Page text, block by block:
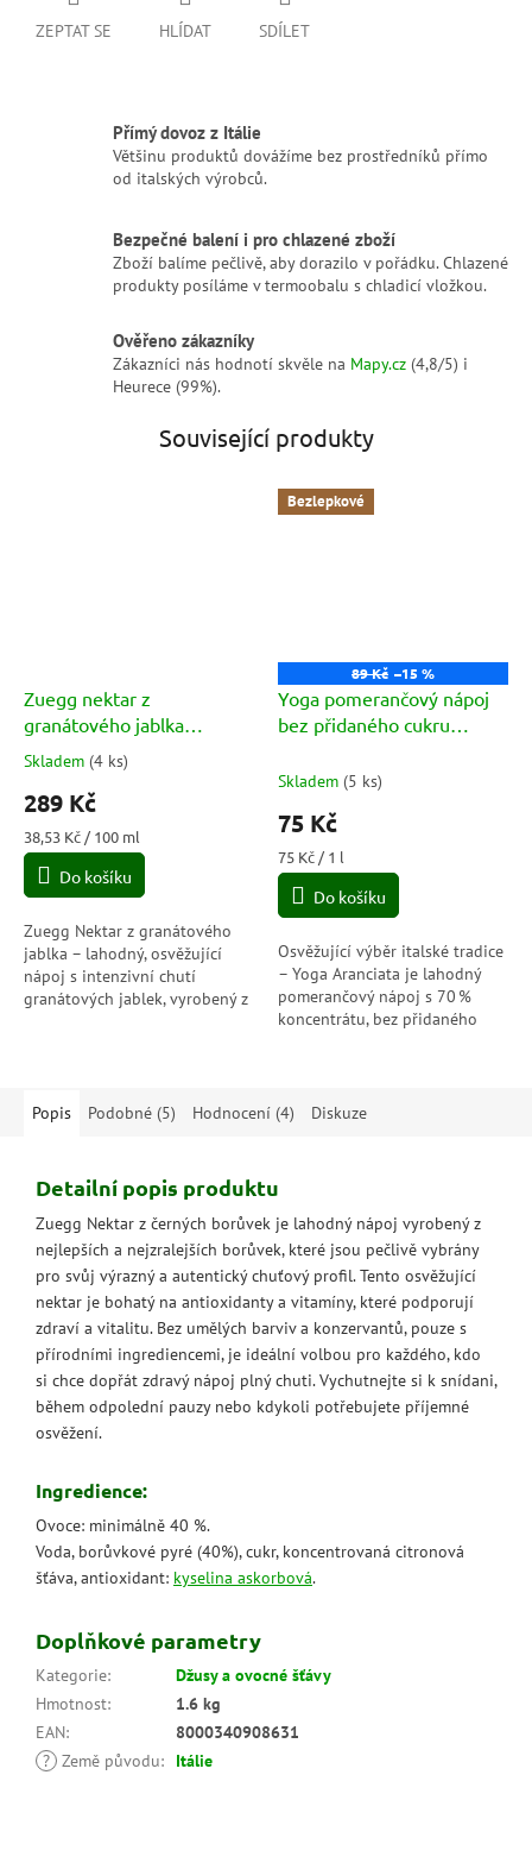
ZEPTAT SE HLÍDAT SDÍLET
Přímý dovoz z Itálie
Většinu produktů dovážíme bez prostředníků přímo
od italských výrobců.
Bezpečné balení i pro chlazené zboží
Zboží balíme pečlivě, aby dorazilo v pořádku. Chlazené
produkty posíláme v termoobalu s chladicí vložkou.
Ověřeno zákazníky
Zákazníci nás hodnotí skvěle na Mapy.cz (4,8/5) i
Heurece (99%).
Související produkty
Zuegg nektar z
granátového jablka
(Nettari Melograno)
6x125ml
Průměrné
hodnocení
produktu
je
5,0
5
hvězdiček.
Skladem (4 ks)
289 Kč
Měrná
cena:
38,53 Kč / 100 ml
Do košíku
Zuegg Nektar z granátového
jablka – lahodný, osvěžující
nápoj s intenzivní chutí
granátových jablek, vyrobený z
Bezlepkové
89 Kč –15 %
Yoga pomerančový nápoj
bez přidaného cukru
Aggiunti) 1l
Skladem (5 ks)
75 Kč
Měrná
cena:
75 Kč / 1 l
Do košíku
Osvěžující výběr italské tradice
– Yoga Aranciata je lahodný
pomerančový nápoj s 70 %
koncentrátu, bez přidaného
Popis Podobné (5) Hodnocení (4) Diskuze
Detailní popis produktu
Zuegg Nektar z černých borůvek je lahodný nápoj vyrobený z
nejlepších a nejzralejších borůvek, které jsou pečlivě vybrány
pro svůj výrazný a autentický chuťový profil. Tento osvěžující
nektar je bohatý na antioxidanty a vitamíny, které podporují
zdraví a vitalitu. Bez umělých barviv a konzervantů, pouze s
přírodními ingrediencemi, je ideální volbou pro každého, kdo
si chce dopřát zdravý nápoj plný chuti. Vychutnejte si k snídani,
během odpolední pauzy nebo kdykoli potřebujete příjemné
osvěžení.
Ingredience:
Ovoce: minimálně 40 %.
Voda, borůvkové pyré (40%), cukr, koncentrovaná citronová
šťáva, antioxidant: kyselina askorbová.
Doplňkové parametry
Kategorie:
Džusy a ovocné šťávy
Hmotnost:
1.6 kg
EAN:
8000340908631
? Země původu: Itálie